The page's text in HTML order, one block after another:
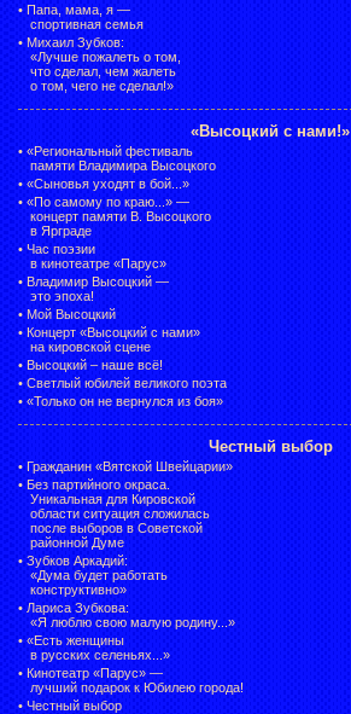
• Папа, мама, я —
спортивная семья
• Михаил Зубков:
«Лучше пожалеть о том,
что сделал, чем жалеть
о том, чего не сделал!»
«Высоцкий с нами!»
• «Региональный фестиваль
памяти Владимира Высоцкого
• «Сыновья уходят в бой...»
• «По самому по краю...» —
концерт памяти В. Высоцкого
в Ярграде
• Час поэзии
в кинотеатре «Парус»
• Владимир Высоцкий —
это эпоха!
• Мой Высоцкий
• Концерт «Высоцкий с нами»
на кировской сцене
• Высоцкий – наше всё!
• Светлый юбилей великого поэта
• «Только он не вернулся из боя»
Честный выбор
• Гражданин «Вятской Швейцарии»
• Без партийного окраса.
Уникальная для Кировской
области ситуация сложилась
после выборов в Советской
районной Думе
• Зубков Аркадий:
«Дума будет работать
конструктивно»
• Лариса Зубкова:
«Я люблю свою малую родину...»
• «Есть женщины
в русских селеньях...»
• Кинотеатр «Парус» —
лучший подарок к Юбилею города!
• Честный выбор